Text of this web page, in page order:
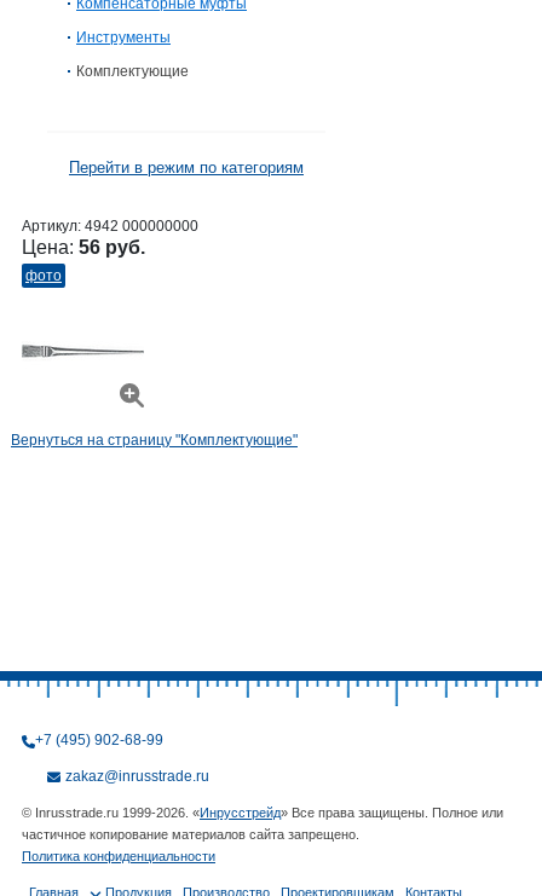
Компенсаторные муфты
Инструменты
Комплектующие
Перейти в режим по категориям
Артикул: 4942 000000000
Цена: 56 руб.
фото
Вернуться на страницу "Комплектующие"
+7 (495) 902-68-99
zakaz@inrusstrade.ru
© Inrusstrade.ru 1999-2026. «Инрусстрейд» Все права защищены. Полное или
частичное копирование материалов сайта запрещено.
Политика конфиденциальности
Главная Продукция Производство Проектировщикам Контакты